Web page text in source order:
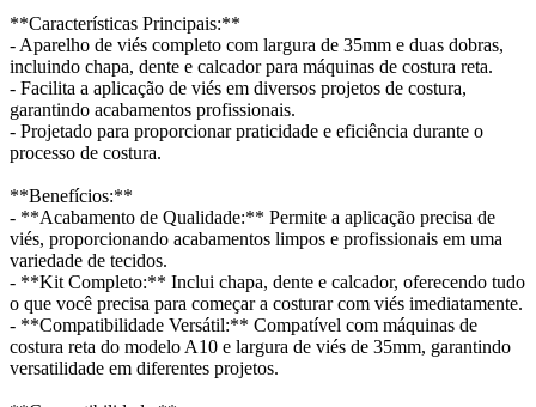
**Características Principais:**
- Aparelho de viés completo com largura de 35mm e duas dobras,
incluindo chapa, dente e calcador para máquinas de costura reta.
- Facilita a aplicação de viés em diversos projetos de costura,
garantindo acabamentos profissionais.
- Projetado para proporcionar praticidade e eficiência durante o
processo de costura.
**Benefícios:**
- **Acabamento de Qualidade:** Permite a aplicação precisa de
viés, proporcionando acabamentos limpos e profissionais em uma
variedade de tecidos.
- **Kit Completo:** Inclui chapa, dente e calcador, oferecendo tudo
o que você precisa para começar a costurar com viés imediatamente.
- **Compatibilidade Versátil:** Compatível com máquinas de
costura reta do modelo A10 e largura de viés de 35mm, garantindo
versatilidade em diferentes projetos.